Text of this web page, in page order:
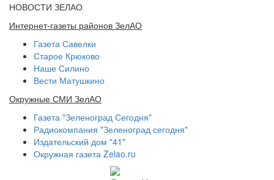
НОВОСТИ ЗЕЛАО
Интернет-газеты районов ЗелАО
Газета Савелки
Старое Крюково
Наше Силино
Вести Матушкино
Окружные СМИ ЗелАО
Газета "Зеленоград Сегодня"
Радиокомпания "Зеленоград сегодня"
Издательский дом "41"
Окружная газета Zelao.ru